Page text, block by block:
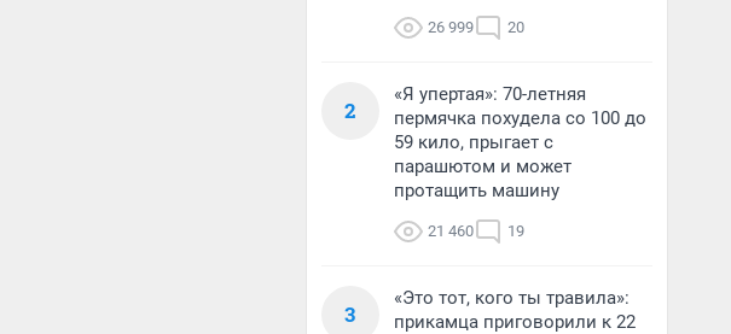
26 999 20
2
«Я упертая»: 70-летняя
пермячка похудела со 100 до
59 кило, прыгает с
парашютом и может
протащить машину
21 460 19
3
«Это тот, кого ты травила»:
прикамца приговорили к 22